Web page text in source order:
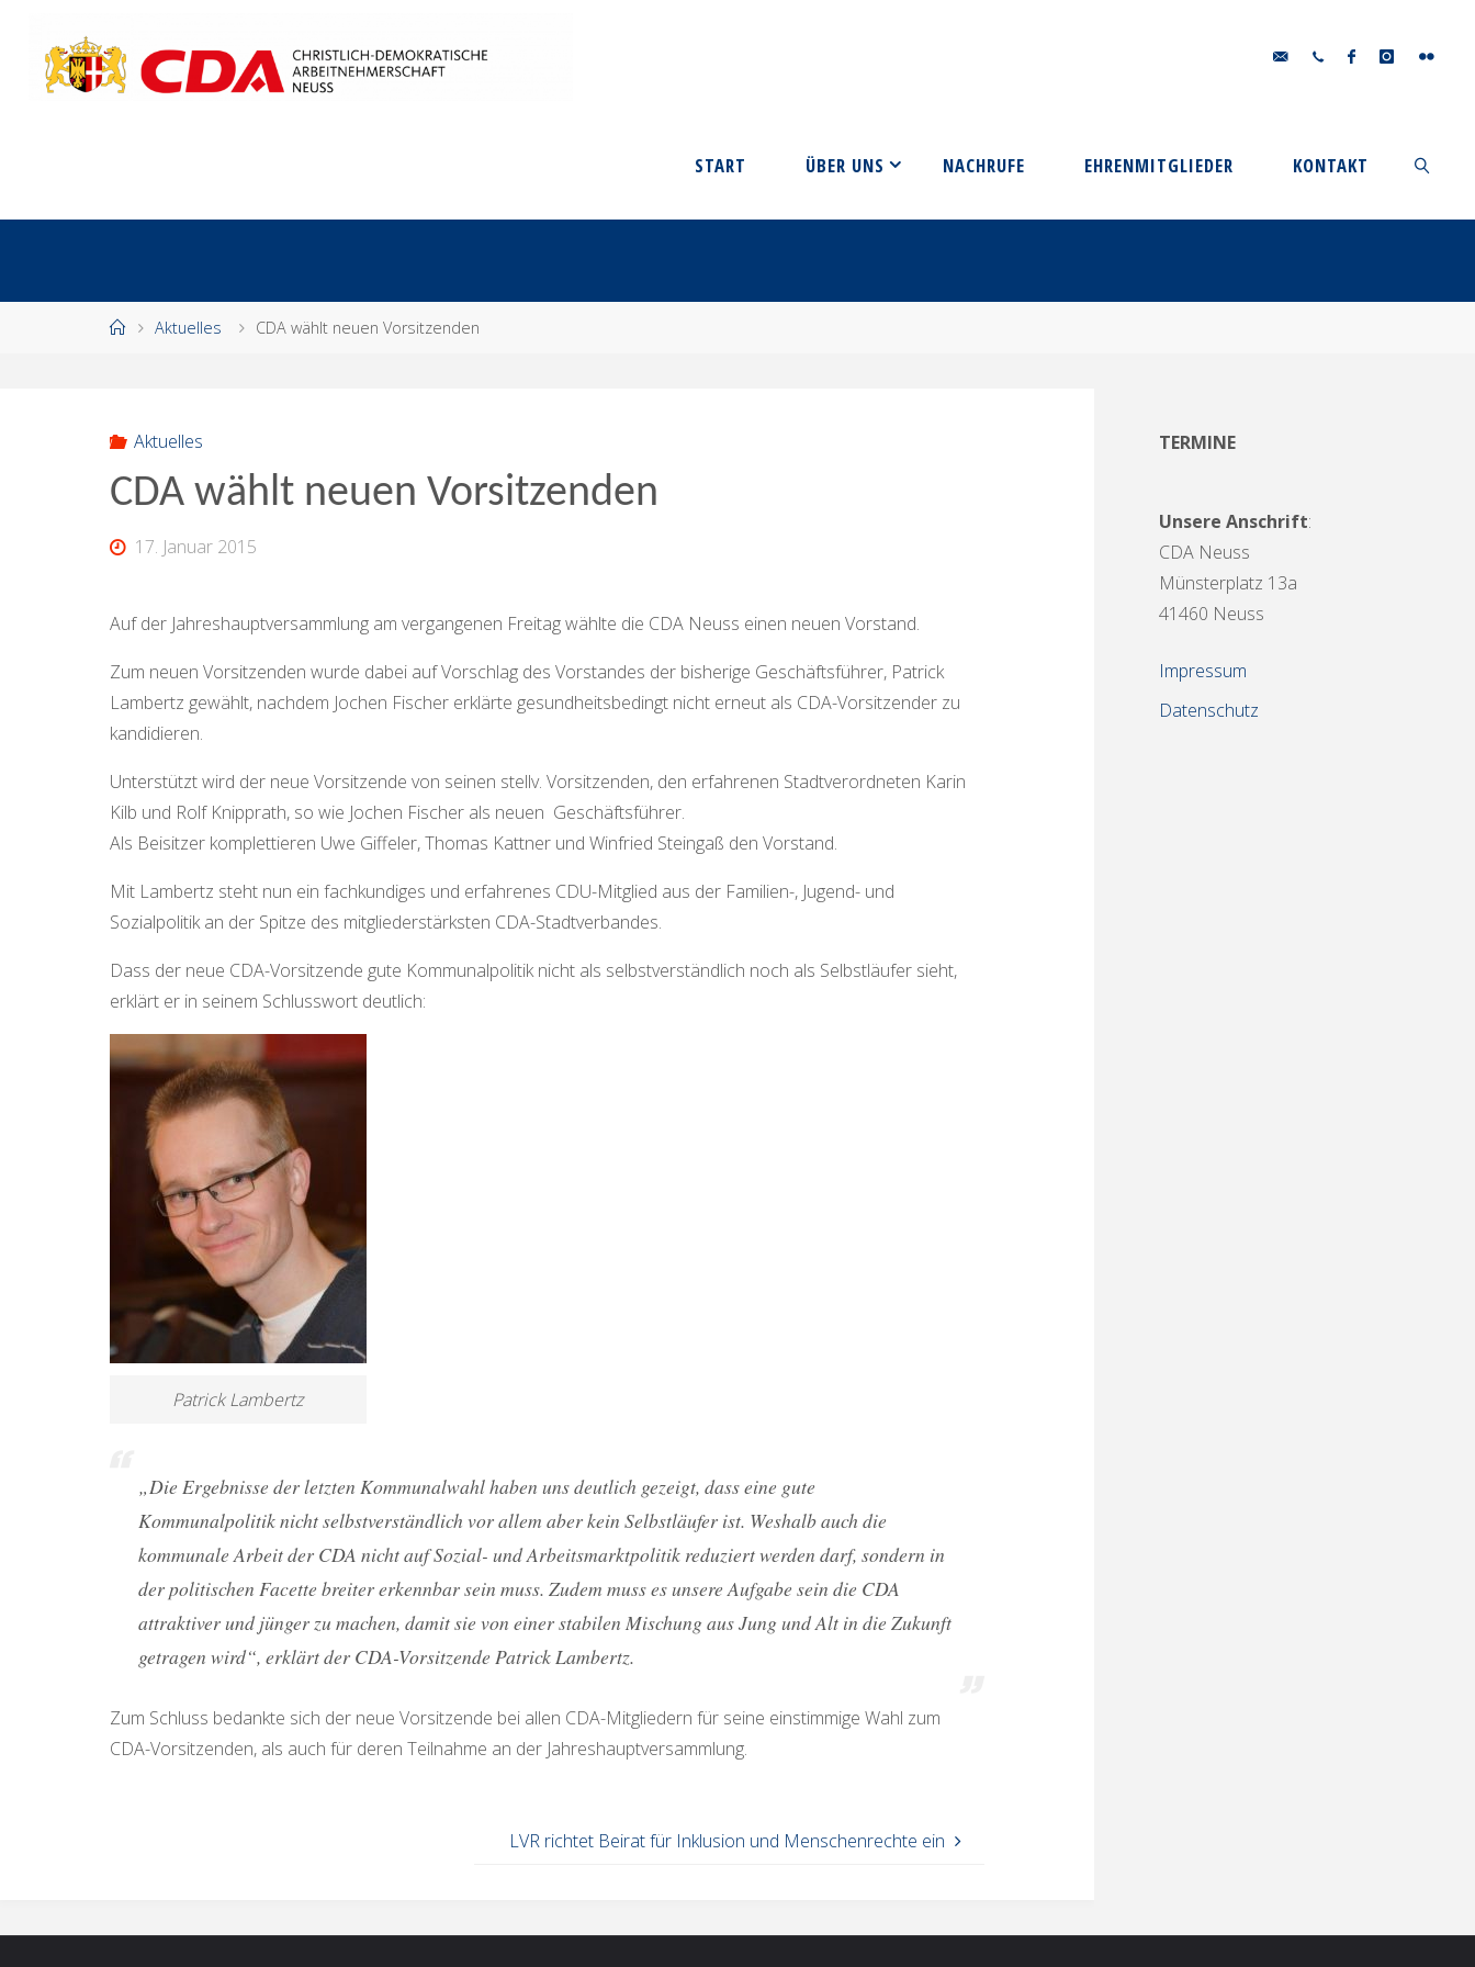
springen
START ÜBER UNS NACHRUFE EHRENMITGLIEDER KONTAKT
StartAktuelles CDA wählt neuen Vorsitzenden
Aktuelles
CDA wählt neuen Vorsitzenden
17. Januar 2015
Auf der Jahreshauptversammlung am vergangenen Freitag wählte die CDA Neuss einen neuen Vorstand.
Zum neuen Vorsitzenden wurde dabei auf Vorschlag des Vorstandes der bisherige Geschäftsführer, Patrick
Lambertz gewählt, nachdem Jochen Fischer erklärte gesundheitsbedingt nicht erneut als CDA-Vorsitzender zu
kandidieren.
Unterstützt wird der neue Vorsitzende von seinen stellv. Vorsitzenden, den erfahrenen Stadtverordneten Karin
Kilb und Rolf Knipprath, so wie Jochen Fischer als neuen Geschäftsführer.
Als Beisitzer komplettieren Uwe Giffeler, Thomas Kattner und Winfried Steingaß den Vorstand.
Mit Lambertz steht nun ein fachkundiges und erfahrenes CDU-Mitglied aus der Familien-, Jugend- und
Sozialpolitik an der Spitze des mitgliederstärksten CDA-Stadtverbandes.
Dass der neue CDA-Vorsitzende gute Kommunalpolitik nicht als selbstverständlich noch als Selbstläufer sieht,
erklärt er in seinem Schlusswort deutlich:
Patrick Lambertz
„Die Ergebnisse der letzten Kommunalwahl haben uns deutlich gezeigt, dass eine gute
Kommunalpolitik nicht selbstverständlich vor allem aber kein Selbstläufer ist. Weshalb auch die
kommunale Arbeit der CDA nicht auf Sozial- und Arbeitsmarktpolitik reduziert werden darf, sondern in
der politischen Facette breiter erkennbar sein muss. Zudem muss es unsere Aufgabe sein die CDA
attraktiver und jünger zu machen, damit sie von einer stabilen Mischung aus Jung und Alt in die Zukunft
getragen wird“, erklärt der CDA-Vorsitzende Patrick Lambertz.
Zum Schluss bedankte sich der neue Vorsitzende bei allen CDA-Mitgliedern für seine einstimmige Wahl zum
CDA-Vorsitzenden, als auch für deren Teilnahme an der Jahreshauptversammlung.
LVR richtet Beirat für Inklusion und Menschenrechte ein
TERMINE
Unsere Anschrift:
CDA Neuss
Münsterplatz 13a
41460 Neuss
Impressum
Datenschutz